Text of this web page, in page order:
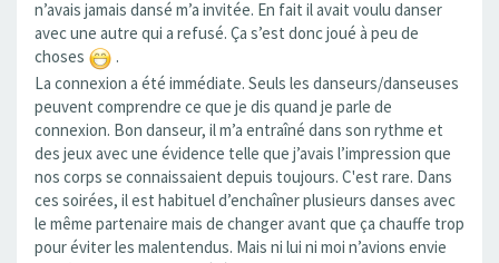
n’avais jamais dansé m’a invitée. En fait il avait voulu danser
avec une autre qui a refusé. Ça s’est donc joué à peu de
choses
.
La connexion a été immédiate. Seuls les danseurs/danseuses
peuvent comprendre ce que je dis quand je parle de
connexion. Bon danseur, il m’a entraîné dans son rythme et
des jeux avec une évidence telle que j’avais l’impression que
nos corps se connaissaient depuis toujours. C'est rare. Dans
ces soirées, il est habituel d’enchaîner plusieurs danses avec
le même partenaire mais de changer avant que ça chauffe trop
pour éviter les malentendus. Mais ni lui ni moi n’avions envie